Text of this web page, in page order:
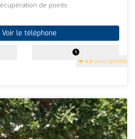
4.9 (200 Opinions)
de points
Voir le téléphone